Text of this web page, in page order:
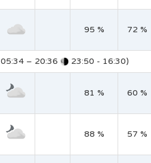
95 % 72 %
05:34 – 20:36 23:50 - 16:30)
81 % 60 %
88 % 57 %